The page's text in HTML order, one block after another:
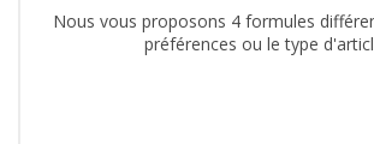
Nous vous proposons 4 formules
préférences ou le type